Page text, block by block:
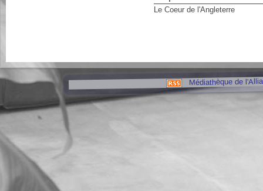
Le Coeur de l'Angleterre
Médiathèque de